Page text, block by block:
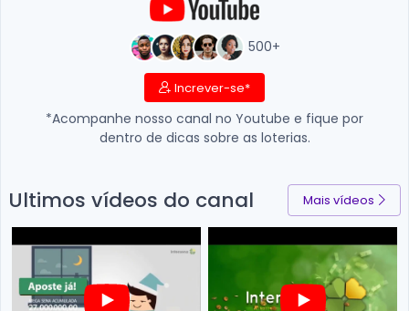
500+
Increver-se*
*Acompanhe nosso canal no Youtube e fique por
dentro de dicas sobre as loterias.
Ultimos vídeos do canal Mais vídeos